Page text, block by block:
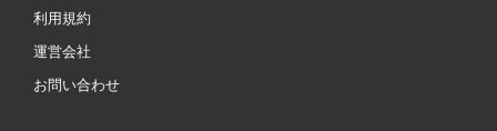
利用規約
運営会社
お問い合わせ